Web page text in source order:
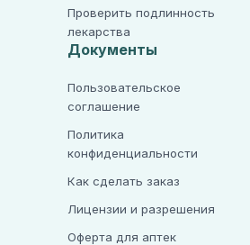
Проверить подлинность
лекарства
Документы
Пользовательское
соглашение
Политика
конфиденциальности
Как сделать заказ
Лицензии и разрешения
Оферта для аптек